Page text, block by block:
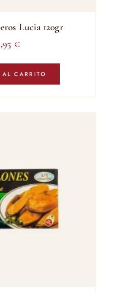
Lucia 120gr
€
CARRITO